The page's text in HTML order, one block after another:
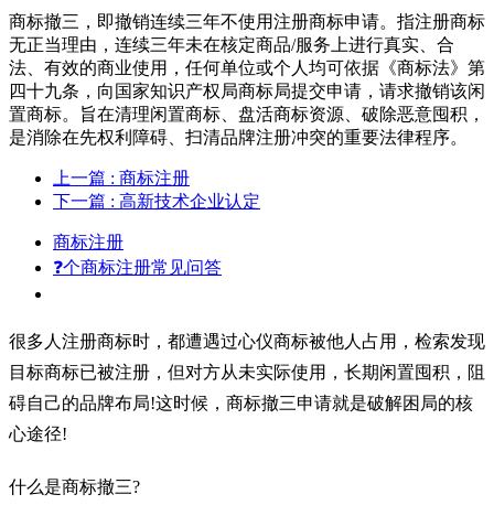
商标撤三，即撤销连续三年不使用注册商标申请。指注册商标
无正当理由，连续三年未在核定商品/服务上进行真实、合
法、有效的商业使用，任何单位或个人均可依据《商标法》第
四十九条，向国家知识产权局商标局提交申请，请求撤销该闲
置商标。旨在清理闲置商标、盘活商标资源、破除恶意囤积，
是消除在先权利障碍、扫清品牌注册冲突的重要法律程序。
上一篇 : 商标注册
下一篇 : 高新技术企业认定
商标注册
❓个商标注册常见问答
很多人注册商标时，都遭遇过心仪商标被他人占用，检索发现
目标商标已被注册，但对方从未实际使用，长期闲置囤积，阻
碍自己的品牌布局!这时候，商标撤三申请就是破解困局的核
心途径!
什么是商标撤三?